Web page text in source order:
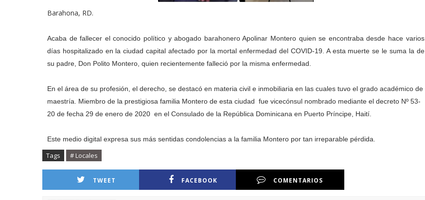
Barahona, RD.
Acaba de fallecer el conocido político y abogado barahonero Apolinar Montero quien se encontraba desde hace varios
días hospitalizado en la ciudad capital afectado por la mortal enfermedad del COVID-19. A esta muerte se le suma la de
su padre, Don Polito Montero, quien recientemente falleció por la misma enfermedad.
En el área de su profesión, el derecho, se destacó en materia civil e inmobiliaria en las cuales tuvo el grado académico de
maestría. Miembro de la prestigiosa familia Montero de esta ciudad fue vicecónsul nombrado mediante el decreto Nº 53-
20 de fecha 29 de enero de 2020 en el Consulado de la República Dominicana en Puerto Príncipe, Haití.
Este medio digital expresa sus más sentidas condolencias a la familia Montero por tan irreparable pérdida.
Tags # Locales
TWEET FACEBOOK COMENTARIOS